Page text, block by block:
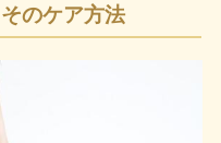
のケア方法